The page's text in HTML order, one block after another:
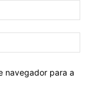
navegador para a